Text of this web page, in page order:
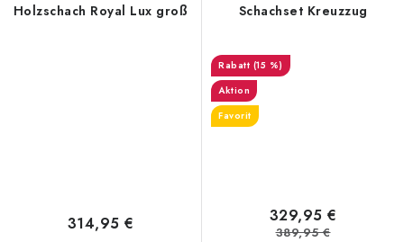
Holzschach Royal Lux groß
314,95 €
Schachset Kreuzzug
(15 %)
Aktion
Favorit
329,95 €
389,95 €